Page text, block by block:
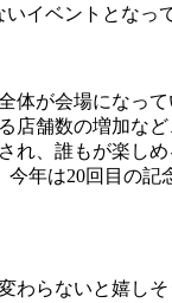
イベントとなっ
体が会場になっ
店舗数の増加な
れ、誰もが楽し
年は20回目の記
らないと嬉しそ